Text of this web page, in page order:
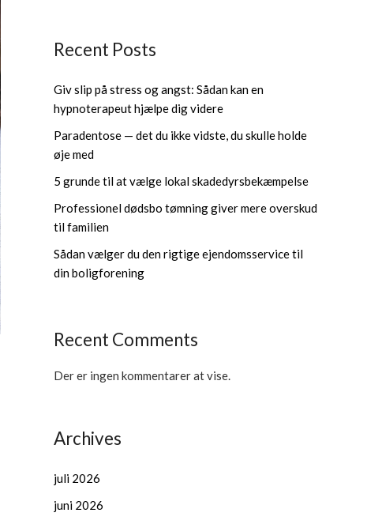
Recent Posts
Giv slip på stress og angst: Sådan kan en
hypnoterapeut hjælpe dig videre
Paradentose — det du ikke vidste, du skulle holde
øje med
5 grunde til at vælge lokal skadedyrsbekæmpelse
Professionel dødsbo tømning giver mere overskud
til familien
Sådan vælger du den rigtige ejendomsservice til
din boligforening
Recent Comments
Der er ingen kommentarer at vise.
Archives
juli 2026
juni 2026